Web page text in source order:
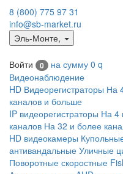
8 (800) 775 97 31
info@sb-market.ru
Эль-Монте,
Войти 0 на сумму 0 q
Видеонаблюдение
HD Видеорегистраторы На
каналов и больше
IP видеорегистраторы На 4
каналов На 32 и более
HD видеокамеры
антивандальные Уличные
Поворотные скоростные